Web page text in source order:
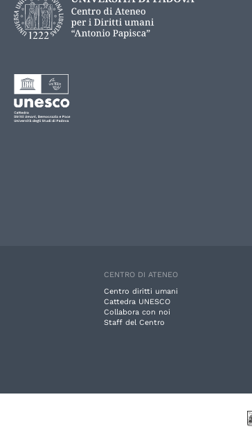
CENTRO DI ATENEO
Centro diritti umani
Cattedra UNESCO
Collabora con noi
Staff del Centro